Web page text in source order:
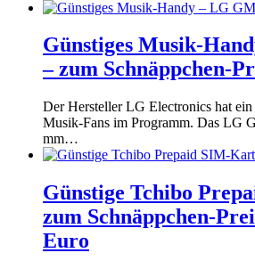
Günstiges Musik-
– zum Schnäppchen-
Der Hersteller LG Electronics hat
Musik-Fans im Programm. Das LG
mm…
Günstige Tchibo
zum Schnäppchen-
Euro